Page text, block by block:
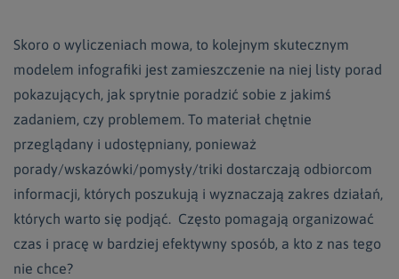
Skoro o wyliczeniach mowa, to kolejnym skutecznym
modelem infografiki jest zamieszczenie na niej listy porad
pokazujących, jak sprytnie poradzić sobie z jakimś
zadaniem, czy problemem. To materiał chętnie
przeglądany i udostępniany, ponieważ
porady/wskazówki/pomysły/triki dostarczają odbiorcom
informacji, których poszukują i wyznaczają zakres działań,
których warto się podjąć. Często pomagają organizować
czas i pracę w bardziej efektywny sposób, a kto z nas tego
nie chce?